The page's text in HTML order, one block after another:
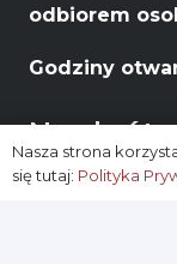
odbiorem
Godziny
Na skróty:
Logowanie
Nasza strona
się tutaj: Polityka